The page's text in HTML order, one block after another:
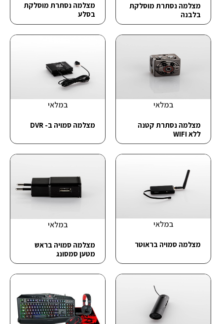
מצלמה נסתרת מוסלקת
בלבנה
מצלמה נסתרת מוסלקת
בסלע
במלאי
מצלמה נסתרת קטנה
ללא WIFI
במלאי
מצלמה סמויה ב- DVR
במלאי
מצלמה סמויה בראוטר
במלאי
מצלמה סמויה בראש
מטען סמסונג